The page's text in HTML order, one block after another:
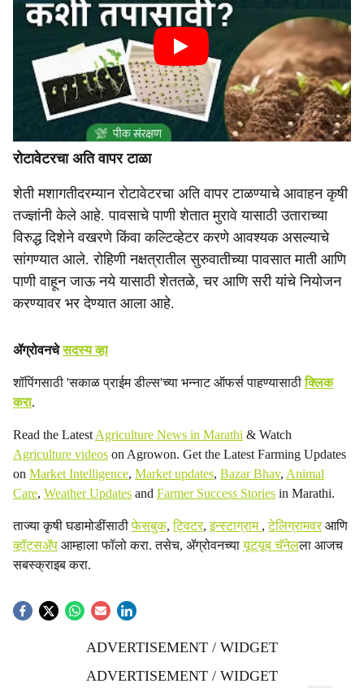
रोटावेटरचा अति वापर टाळा
शेती मशागतीदरम्यान रोटावेटरचा अति वापर टाळण्याचे आवाहन कृषी
तज्ज्ञांनी केले आहे. पावसाचे पाणी शेतात मुरावे यासाठी उताराच्या
विरुद्ध दिशेने वखरणे किंवा कल्टिव्हेटर करणे आवश्यक असल्याचे
सांगण्यात आले. रोहिणी नक्षत्रातील सुरुवातीच्या पावसात माती आणि
पाणी वाहून जाऊ नये यासाठी शेततळे, चर आणि सरी यांचे नियोजन
करण्यावर भर देण्यात आला आहे.
ॲग्रोवनचेसदस्य व्हा
शॉपिंगसाठी 'सकाळ प्राईम डील्स'च्या भन्नाट ऑफर्स पाहण्यासाठीक्लिक
करा.
Read the Latest Agriculture News in Marathi & Watch
Agriculture videos on Agrowon. Get the Latest Farming Updates
on Market Intelligence, Market updates, Bazar Bhav, Animal
Care, Weather Updates and Farmer Success Stories in Marathi.
ताज्या कृषी घडामोडींसाठीफेसबुक,ट्विटर,इन्स्टाग्राम ,टेलिग्रामवरआणि
व्हॉट्सॲप आम्हाला फॉलो करा. तसेच, ॲग्रोवनच्यायूट्यूब चॅनेलला आजच
सबस्क्राइब करा.
ADVERTISEMENT / WIDGET
ADVERTISEMENT / WIDGET